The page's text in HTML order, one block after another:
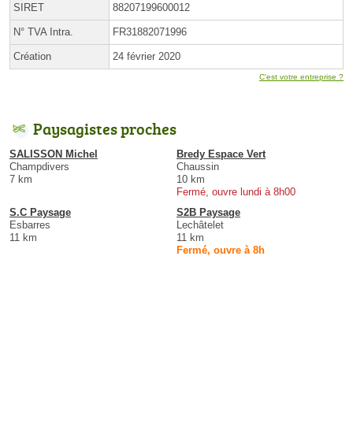
SIRET 88207199600012
N° TVA Intra. FR31882071996
Création 24 février 2020
C'est votre entreprise ?
Paysagistes proches
SALISSON Michel
Champdivers
7 km
Bredy Espace Vert
Chaussin
10 km
Fermé, ouvre lundi à 8h00
S.C Paysage
Esbarres
11 km
S2B Paysage
Lechâtelet
11 km
Fermé, ouvre à 8h